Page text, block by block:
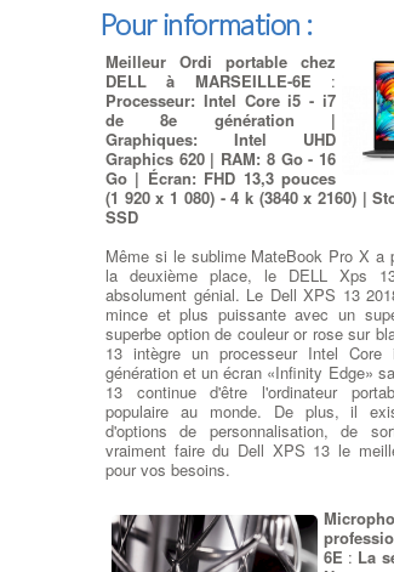
l’alimentation :Dépanner ou
remplacer l'alimentation : Test
de charge et d'alimentation sur
votre Pc - Vérification des
connectiques d'alimentation de
l'Ordi sur Bloc Alimentation - à
MARSEILLE-6E - Changement
du Bloc Alimentation de
l'Ordinateur - Alimentations ATX
Alimentation - à MARSEILLE-6E -
adaptées entre 300 watts et 1200 watts
80 plus certifications pour PC sur
MARSEILLE-6E - Nettoyage de
alimentation modulaire.
carte
Carte
peut
cartes
devons
carte vidéo sera choisi parmi les
la quantité de mémoire dédiée
MARSEILLE-6E . Exemple : La
Pour information :
Meilleur Ordi portable chez
DELL à MARSEILLE-6E :
Processeur: Intel Core i5 - i7
de 8e génération |
Graphiques: Intel UHD
Graphics 620 | RAM: 8 Go - 16
Go | Écran: FHD 13,3 pouces
(1 920 x 1 080) - 4 k (3840 x 2160) |
SSD
Même si le sublime MateBook Pro X a
la deuxième place, le DELL Xps
absolument génial. Le Dell XPS 13
mince et plus puissante avec un
superbe option de couleur or rose sur
13 intègre un processeur Intel
génération et un écran «Infinity Edge»
13 continue d'être l'ordinateur
populaire au monde. De plus, il
d'options de personnalisation, de
vraiment faire du Dell XPS 13 le
pour vos besoins.
6E : La